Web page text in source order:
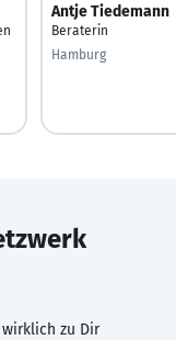
Antje Tiedemann
Beraterin
Hamburg
wirklich zu Dir